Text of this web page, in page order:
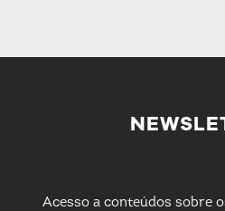
Acesso a conteúdos sobre